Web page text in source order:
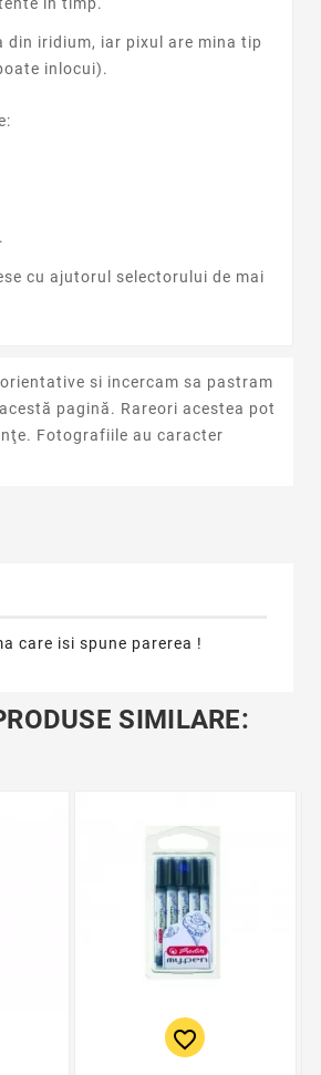
in timp.
din iridium, iar pixul are mina tip
inlocui).
cu ajutorul selectorului de mai
si incercam sa pastram
pagină. Rareori acestea pot
Fotografiile au caracter
care isi spune parerea !
SIMILARE:
favorite_border